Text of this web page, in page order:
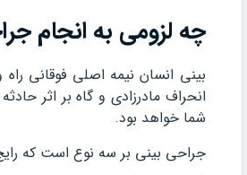
چه لزومی ‌به انجام
بینی انسان نیمه اصلی فوقانی
انحراف مادرزادی و گاه بر اثر
شما خواهد بود.
جراحی بینی بر سه نوع است که